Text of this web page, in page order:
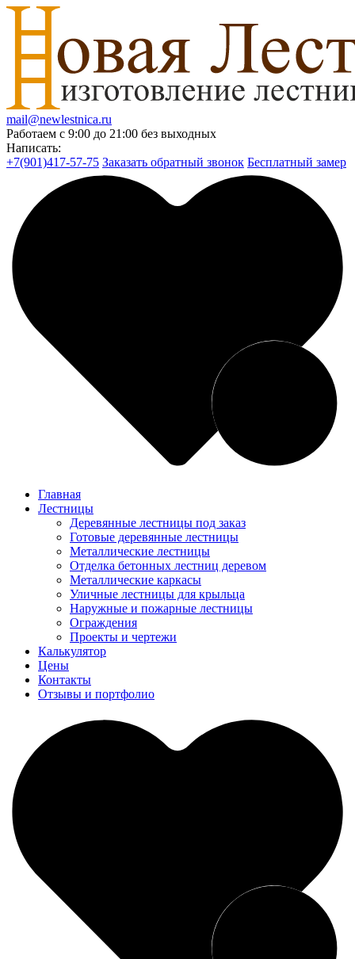
mail@newlestnica.ru
Работаем с 9:00 до 21:00 без выходных
Написать:
+7(901)417-57-75 Заказать обратный звонок Бесплатный замер
Главная
Лестницы
Деревянные лестницы под заказ
Готовые деревянные лестницы
Металлические лестницы
Отделка бетонных лестниц деревом
Металлические каркасы
Уличные лестницы для крыльца
Наружные и пожарные лестницы
Ограждения
Проекты и чертежи
Калькулятор
Цены
Контакты
Отзывы и портфолио